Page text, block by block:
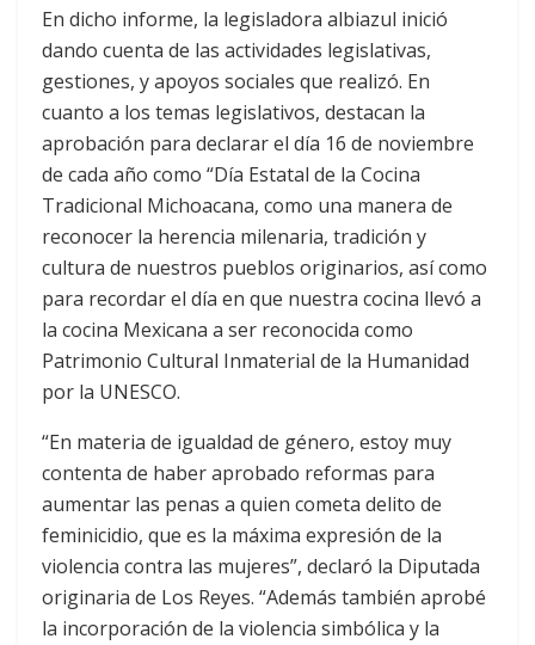
En dicho informe, la legisladora albiazul inició
dando cuenta de las actividades legislativas,
gestiones, y apoyos sociales que realizó. En
cuanto a los temas legislativos, destacan la
aprobación para declarar el día 16 de noviembre
de cada año como “Día Estatal de la Cocina
Tradicional Michoacana, como una manera de
reconocer la herencia milenaria, tradición y
cultura de nuestros pueblos originarios, así como
para recordar el día en que nuestra cocina llevó a
la cocina Mexicana a ser reconocida como
Patrimonio Cultural Inmaterial de la Humanidad
por la UNESCO.
“En materia de igualdad de género, estoy muy
contenta de haber aprobado reformas para
aumentar las penas a quien cometa delito de
feminicidio, que es la máxima expresión de la
violencia contra las mujeres”, declaró la Diputada
originaria de Los Reyes. “Además también aprobé
la incorporación de la violencia simbólica y la